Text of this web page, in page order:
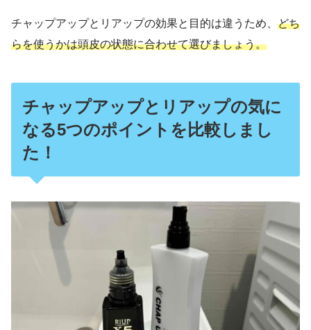
チャップアップとリアップの効果と目的は違うため、 どち
らを使うかは頭皮の状態に合わせて選びましょう。
チャップアップとリアップの気に
なる5つのポイントを比較しまし
た！